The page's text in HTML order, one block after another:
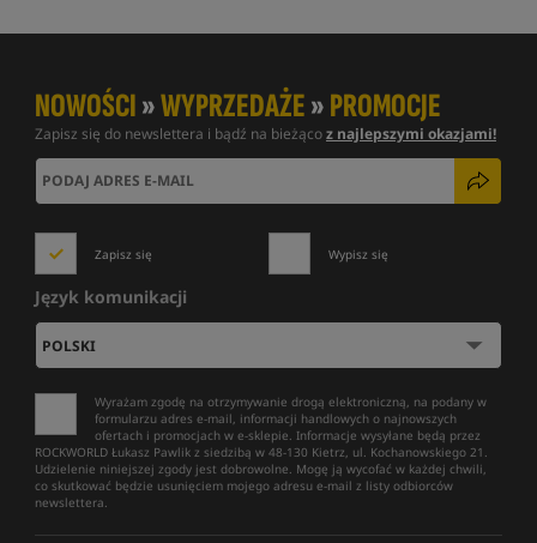
NOWOŚCI»WYPRZEDAŻE»PROMOCJE
Zapisz się do newslettera i bądź na bieżącoz najlepszymi okazjami!
Zapisz się Wypisz się
Język komunikacji
Wyrażam zgodę na otrzymywanie drogą elektroniczną, na podany w
formularzu adres e-mail, informacji handlowych o najnowszych
ofertach i promocjach w e-sklepie. Informacje wysyłane będą przez
ROCKWORLD Łukasz Pawlik z siedzibą w 48-130 Kietrz, ul. Kochanowskiego 21.
Udzielenie niniejszej zgody jest dobrowolne. Mogę ją wycofać w każdej chwili,
co skutkować będzie usunięciem mojego adresu e-mail z listy odbiorców
newslettera.